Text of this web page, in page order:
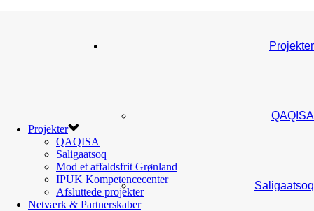
Projekter
QAQISA
Saligaatsoq
Projekter
QAQISA
Saligaatsoq
Mod et affaldsfrit Grønland
IPUK Kompetencecenter
Afsluttede projekter
Netværk & Partnerskaber